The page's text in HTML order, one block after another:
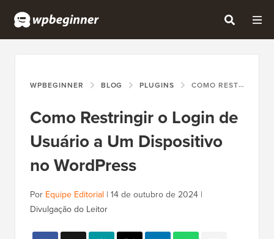
WPBEGINNER BLOG PLUGINS COMO RESTRINGIR O LOGIN DE USUÁRIO A UM DISPOSITIVO NO WORDPRESS
Como Restringir o Login de
Usuário a Um Dispositivo
no WordPress
Por Equipe Editorial | 14 de outubro de 2024 |
Divulgação do Leitor